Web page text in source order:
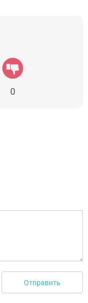
0
Отправить